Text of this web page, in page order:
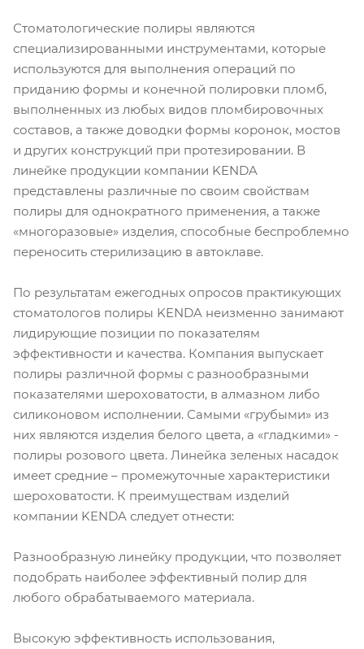
Стоматологические полиры являются
специализированными инструментами, которые
используются для выполнения операций по
приданию формы и конечной полировки пломб,
выполненных из любых видов пломбировочных
составов, а также доводки формы коронок, мостов
и других конструкций при протезировании. В
линейке продукции компании KENDA
представлены различные по своим свойствам
полиры для однократного применения, а также
«многоразовые» изделия, способные беспроблемно
переносить стерилизацию в автоклаве.
По результатам ежегодных опросов практикующих
стоматологов полиры KENDA неизменно занимают
лидирующие позиции по показателям
эффективности и качества. Компания выпускает
полиры различной формы с разнообразными
показателями шероховатости, в алмазном либо
силиконовом исполнении. Самыми «грубыми» из
них являются изделия белого цвета, а «гладкими» -
полиры розового цвета. Линейка зеленых насадок
имеет средние – промежуточные характеристики
шероховатости. К преимуществам изделий
компании KENDA следует отнести:
Разнообразную линейку продукции, что позволяет
подобрать наиболее эффективный полир для
любого обрабатываемого материала.
Высокую эффективность использования,